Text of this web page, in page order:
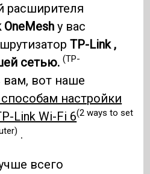
расширителя
OneMesh у вас
TP-Link ,
сетью.(TP-
вот наше
настройки
Link Wi-Fi 6(2 ways to set
.
всего